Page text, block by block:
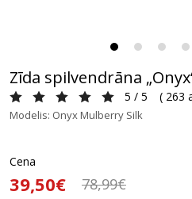
Zīda spilvendrāna
5 / 5 ( 263
Modelis: Onyx Mulberry Silk
Cena
39,50€ 78,99€